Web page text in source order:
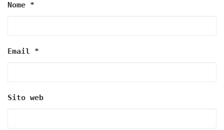
Nome *
Email *
Sito web